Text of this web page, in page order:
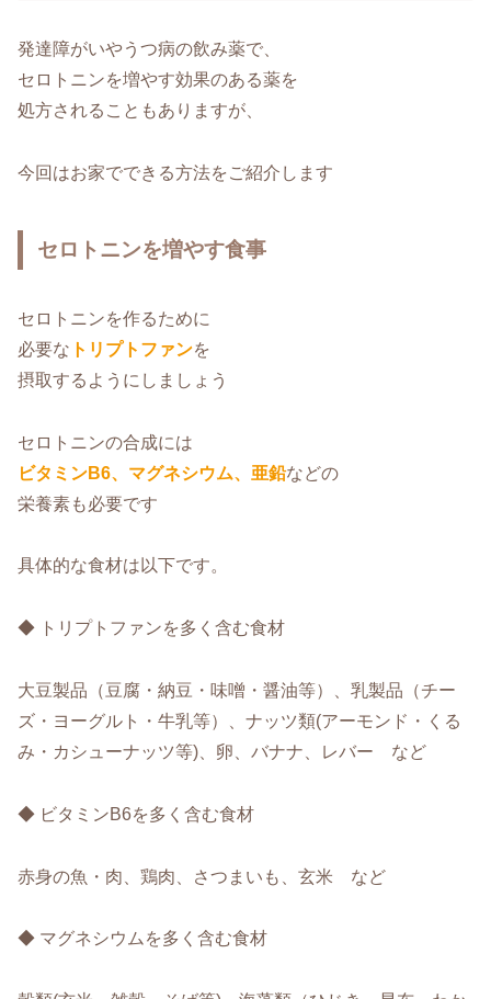
発達障がいやうつ病の飲み薬で、
セロトニンを増やす効果のある薬を
処方されることもありますが、
今回はお家でできる方法をご紹介します
セロトニンを増やす食事
セロトニンを作るために
必要な トリプトファンを
摂取するようにしましょう
セロトニンの合成には
ビタミンB6、マグネシウム、亜鉛などの
栄養素も必要です
具体的な食材は以下です。
◆ トリプトファンを多く含む食材
大豆製品（豆腐・納豆・味噌・醤油等）、乳製品（チー
ズ・ヨーグルト・牛乳等）、ナッツ類(アーモンド・くる
み・カシューナッツ等)、卵、バナナ、レバー など
◆ ビタミンB6を多く含む食材
赤身の魚・肉、鶏肉、さつまいも、玄米 など
◆ マグネシウムを多く含む食材